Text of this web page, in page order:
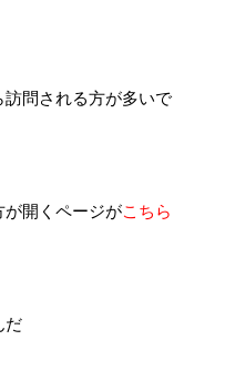
問される方が多いで
が開くページがこちら
だ